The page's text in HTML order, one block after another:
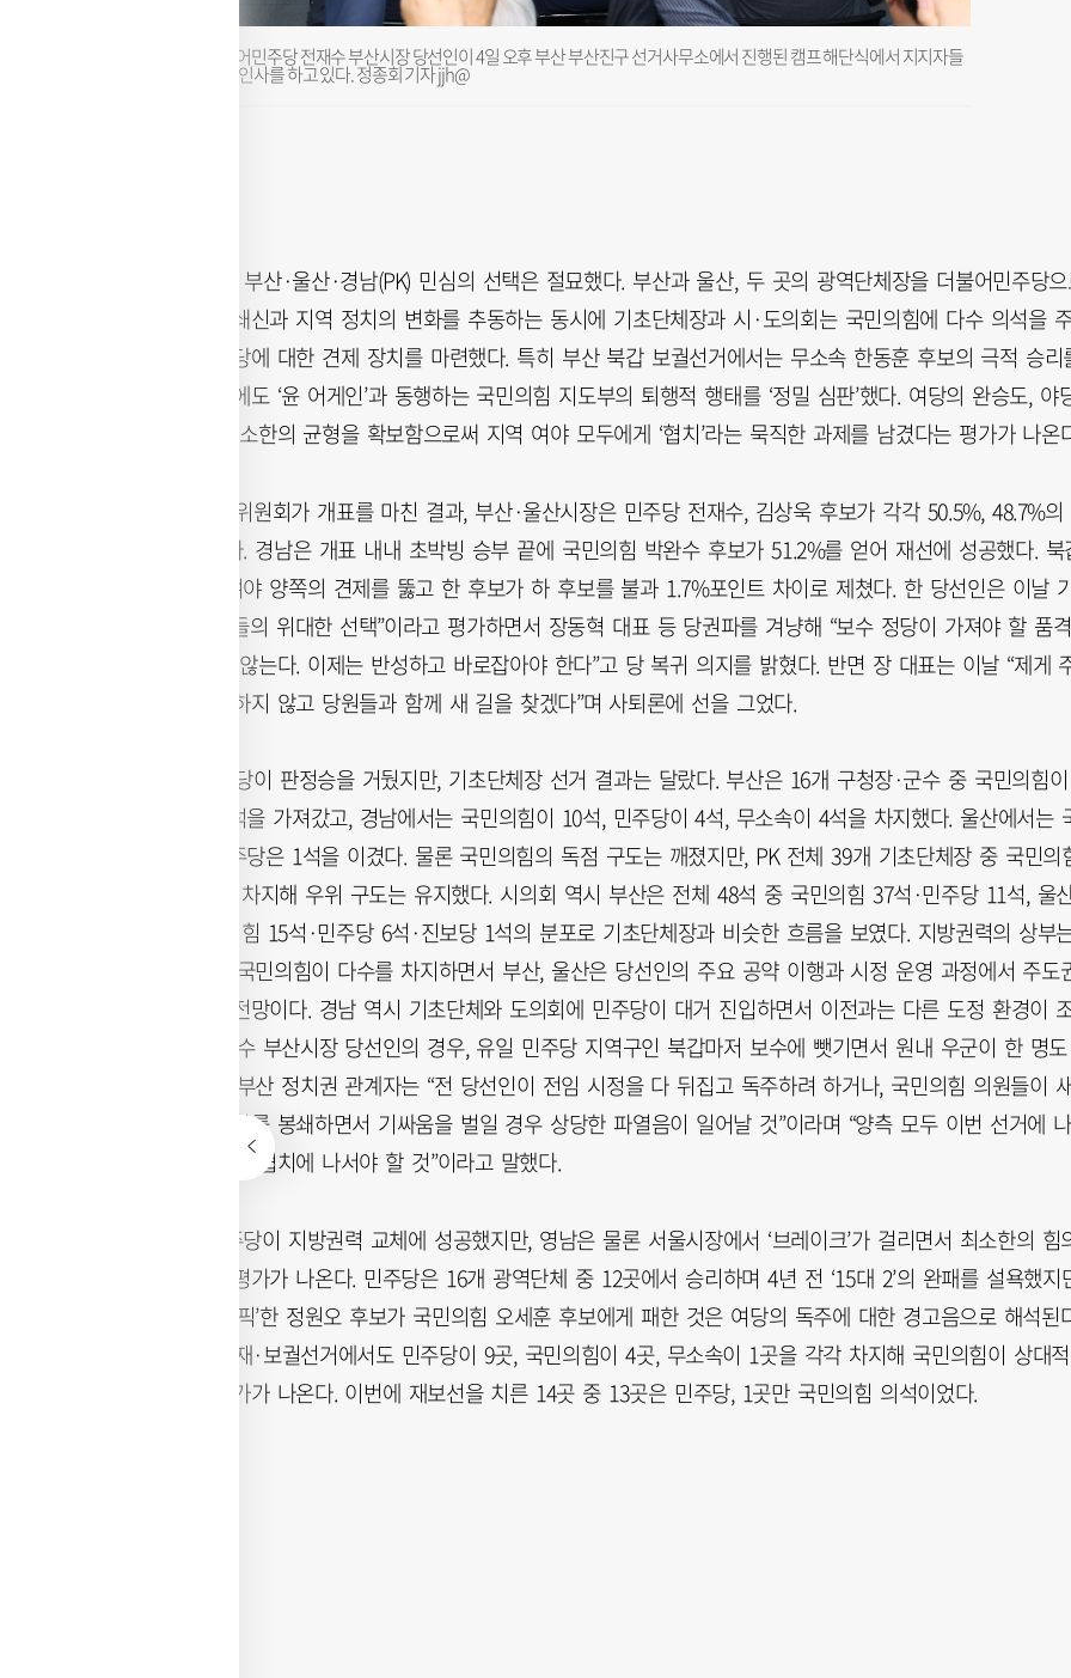
더불어민주당 전재수 부산시장 당선인이 4일 오후 부산 부산진구 선거사무소에서 진행된 캠프 해단식에서 지지자들
에게 인사를 하고 있다. 정종회 기자 jjh@
6·3 지방선거에서 부산·울산·경남(PK) 민심의 선택은 절묘했다. 부산과 울산, 두 곳의 광역단체장을 더불어민주당
교체하면서 보수 쇄신과 지역 정치의 변화를 추동하는 동시에 기초단체장과 시·도의회는 국민의힘에 다수 의석을
면서 독주하는 여당에 대한 견제 장치를 마련했다. 특히 부산 북갑 보궐선거에서는 무소속 한동훈 후보의 극적 승리
이끌며 탄핵 이후에도 ‘윤 어게인’과 동행하는 국민의힘 지도부의 퇴행적 행태를 ‘정밀 심판’했다. 여당의 완승도, 야
의 궤멸도 아닌 최소한의 균형을 확보함으로써 지역 여야 모두에게 ‘협치’라는 묵직한 과제를 남겼다는 평가가 나온
4일 중앙선거관리위원회가 개표를 마친 결과, 부산·울산시장은 민주당 전재수, 김상욱 후보가 각각 50.5%, 48.7%의
득표율로 당선됐다. 경남은 개표 내내 초박빙 승부 끝에 국민의힘 박완수 후보가 51.2%를 얻어 재선에 성공했다. 북
보궐선거에서는 여야 양쪽의 견제를 뚫고 한 후보가 하 후보를 불과 1.7%포인트 차이로 제쳤다. 한 당선인은 이날
자회견에서 “시민들의 위대한 선택”이라고 평가하면서 장동혁 대표 등 당권파를 겨냥해 “보수 정당이 가져야 할 품격
이나 실력에 맞지 않는다. 이제는 반성하고 바로잡아야 한다”고 당 복귀 의지를 밝혔다. 반면 장 대표는 이날 “제게
어진 책임을 외면하지 않고 당원들과 함께 새 길을 찾겠다”며 사퇴론에 선을 그었다.
시·도지사는 민주당이 판정승을 거뒀지만, 기초단체장 선거 결과는 달랐다. 부산은 16개 구청장·군수 중 국민의힘
석을, 민주당이 7석을 가져갔고, 경남에서는 국민의힘이 10석, 민주당이 4석, 무소속이 4석을 차지했다. 울산에서는
민의힘이 4석, 민주당은 1석을 이겼다. 물론 국민의힘의 독점 구도는 깨졌지만, PK 전체 39개 기초단체장 중 국민의
이 과반인 23석을 차지해 우위 구도는 유지했다. 시의회 역시 부산은 전체 48석 중 국민의힘 37석·민주당 11석, 울
은 22석 중 국민의힘 15석·민주당 6석·진보당 1석의 분포로 기초단체장과 비슷한 흐름을 보였다. 지방권력의 상부
민주당이, 하부는 국민의힘이 다수를 차지하면서 부산, 울산은 당선인의 주요 공약 이행과 시정 운영 과정에서 주도
싸움이 불가피할 전망이다. 경남 역시 기초단체와 도의회에 민주당이 대거 진입하면서 이전과는 다른 도정 환경이
성됐다. 특히 전재수 부산시장 당선인의 경우, 유일 민주당 지역구인 북갑마저 보수에 뺏기면서 원내 우군이 한 명도
없어진 상황이다. 부산 정치권 관계자는 “전 당선인이 전임 시정을 다 뒤집고 독주하려 하거나, 국민의힘 의원들이
당선인의 시정 변화를 봉쇄하면서 기싸움을 벌일 경우 상당한 파열음이 일어날 것”이라며 “양측 모두 이번 선거에 나
타난 민심을 받들어 협치에 나서야 할 것”이라고 말했다.
전국적으로도 민주당이 지방권력 교체에 성공했지만, 영남은 물론 서울시장에서 ‘브레이크’가 걸리면서 최소한의 힘
균형을 맞췄다는 평가가 나온다. 민주당은 16개 광역단체 중 12곳에서 승리하며 4년 전 ‘15대 2’의 완패를 설욕했지
이재명 대통령이 ‘픽’한 정원오 후보가 국민의힘 오세훈 후보에게 패한 것은 여당의 독주에 대한 경고음으로 해석된
14곳의 국회의원 재·보궐선거에서도 민주당이 9곳, 국민의힘이 4곳, 무소속이 1곳을 각각 차지해 국민의힘이 상대
로 선전했다는 평가가 나온다. 이번에 재보선을 치른 14곳 중 13곳은 민주당, 1곳만 국민의힘 의석이었다.